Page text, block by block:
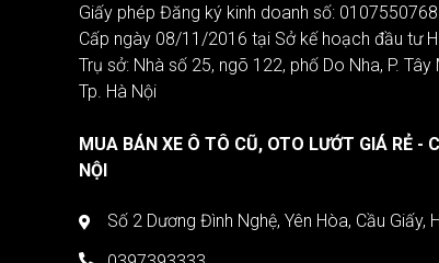
Giấy phép Đăng ký kinh doanh số: 0107550768.
Cấp ngày 08/11/2016 tại Sở kế hoạch đầu tư
Trụ sở: Nhà số 25, ngõ 122, phố Do Nha, P. Tây
Tp. Hà Nội
MUA BÁN XE Ô TÔ CŨ, OTO LƯỚT GIÁ RẺ -
NỘI
Số 2 Dương Đình Nghệ, Yên Hòa, Cầu Giấy,